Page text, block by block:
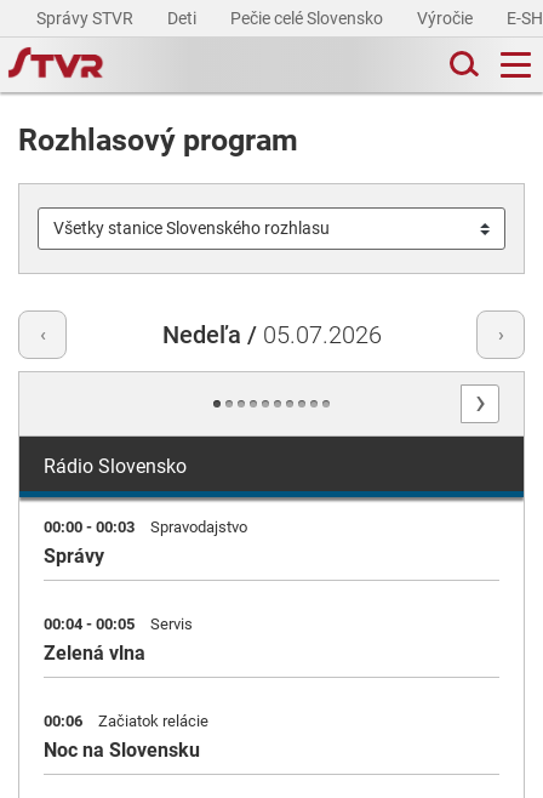
Správy STVR Deti Pečie celé Slovensko Výročie E-
Rozhlasový program
‹ Nedeľa / 05.07.2026 ›
›
Rádio Slovensko
00:00 - 00:03 Spravodajstvo
Správy
00:04 - 00:05 Servis
Zelená vlna
00:06 Začiatok relácie
Noc na Slovensku